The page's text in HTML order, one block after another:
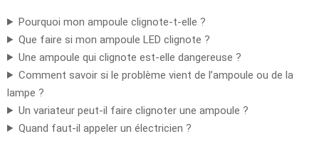
Pourquoi mon ampoule clignote-t-elle ?
Que faire si mon ampoule LED clignote ?
Une ampoule qui clignote est-elle dangereuse ?
Comment savoir si le problème vient de l’ampoule ou de la
lampe ?
Un variateur peut-il faire clignoter une ampoule ?
Quand faut-il appeler un électricien ?